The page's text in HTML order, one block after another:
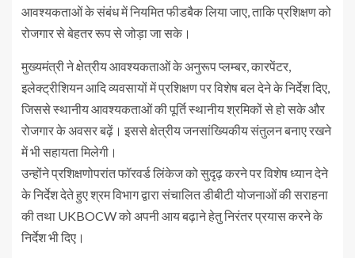
आवश्यकताओं के संबंध में नियमित फीडबैक लिया जाए, ताकि प्रशिक्षण को
रोजगार से बेहतर रूप से जोड़ा जा सके।
मुख्यमंत्री ने क्षेत्रीय आवश्यकताओं के अनुरूप प्लम्बर, कारपेंटर,
इलेक्ट्रीशियन आदि व्यवसायों में प्रशिक्षण पर विशेष बल देने के निर्देश दिए,
जिससे स्थानीय आवश्यकताओं की पूर्ति स्थानीय श्रमिकों से हो सके और
रोजगार के अवसर बढ़ें। इससे क्षेत्रीय जनसांख्यिकीय संतुलन बनाए रखने
में भी सहायता मिलेगी।
उन्होंने प्रशिक्षणोपरांत फॉरवर्ड लिंकेज को सुदृढ़ करने पर विशेष ध्यान देने
के निर्देश देते हुए श्रम विभाग द्वारा संचालित डीबीटी योजनाओं की सराहना
की तथा UKBOCW को अपनी आय बढ़ाने हेतु निरंतर प्रयास करने के
निर्देश भी दिए।